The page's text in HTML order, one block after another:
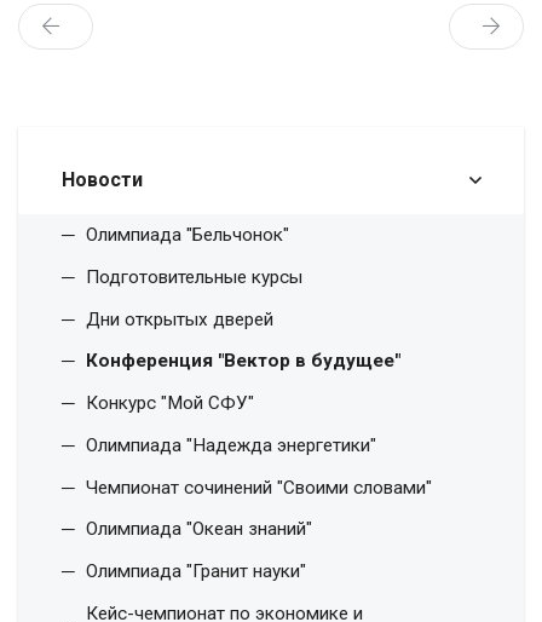
Новости
Олимпиада "Бельчонок"
Подготовительные курсы
Дни открытых дверей
Конференция "Вектор в будущее"
Конкурс "Мой СФУ"
Олимпиада "Надежда энергетики"
Чемпионат сочинений "Своими словами"
Олимпиада "Океан знаний"
Олимпиада "Гранит науки"
Кейс-чемпионат по экономике и